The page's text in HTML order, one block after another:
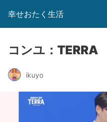
幸せおたく生活
コンユ：
ikuyo